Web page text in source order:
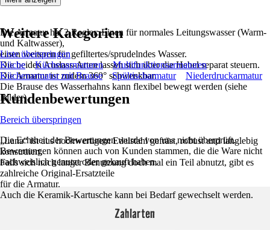
Die Armatur hat 2 Regler: Einen für normales Leitungswasser (Warm-
und Kaltwasser),
einen weiteren für gefiltertes/sprudelndes Wasser.
Die beiden Auslass-Arten lassen sich über die Hebel separat steuern.
Die Armatur ist zudem 360° schwenkbar.
Die Brause des Wasserhahns kann flexibel bewegt werden (siehe
Bilder).
„Lana“ ist aus hochwertigem Edelstahl gefräst, robust und langlebig
konstruiert.
Falls sich nach langer Benutzung doch mal ein Teil abnutzt, gibt es
zahlreiche Original-Ersatzteile
für die Armatur.
Auch die Keramik-Kartusche kann bei Bedarf gewechselt werden.
Weitere Kategorien
Liste überspringen
Küche
Küchenarmaturen
Multifunktionsarmaturen
Küchenarmatur mit Brause
Spültischarmatur Niederdruckarmatur
Kundenbewertungen
Bereich überspringen
Die Echtheit der Bewertungen wurde von uns nicht überprüft.
Bewertungen können auch von Kunden stammen, die die Ware nicht
nachweislich genutzt oder gekauft haben.
Zahlarten